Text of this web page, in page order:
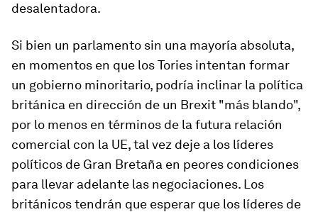
desalentadora.
Si bien un parlamento sin una mayoría absoluta,
en momentos en que los Tories intentan formar
un gobierno minoritario, podría inclinar la política
británica en dirección de un Brexit "más blando",
por lo menos en términos de la futura relación
comercial con la UE, tal vez deje a los líderes
políticos de Gran Bretaña en peores condiciones
para llevar adelante las negociaciones. Los
británicos tendrán que esperar que los líderes de